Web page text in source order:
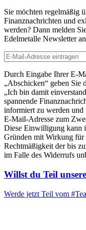
Sie möchten regelmäßig
Finanznachrichten und
werden? Dann melden
Edelmetalle Newsletter
Durch Eingabe Ihrer E-
„Abschicken“ geben Sie
„Ich bin damit
spannende
informiert zu werden
E-Mail-Adresse zum
Diese Einwilligung kann
Gründen mit Wirkung
Rechtmäßigkeit der bis
im Falle des Widerrufs
Willst du Teil
Werde jetzt Teil vom